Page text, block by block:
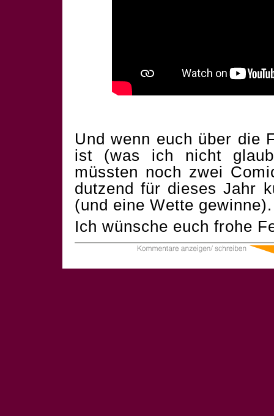
Und wenn euch über die
ist (was ich nicht
müssten noch zwei
dutzend für dieses Jahr
(und eine Wette
Ich wünsche euch frohe